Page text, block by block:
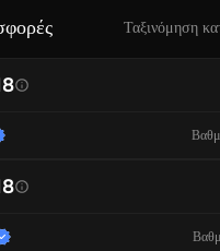
Ταξινόμηση